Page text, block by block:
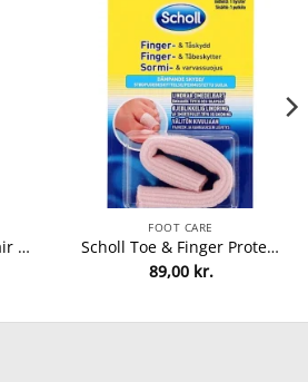
Scholl Advanced Repair Cream 150 ml fra Scholl
FOOT CARE
Scholl Toe & Finger Protector 1 Pieces fra Scholl
89,00 kr.